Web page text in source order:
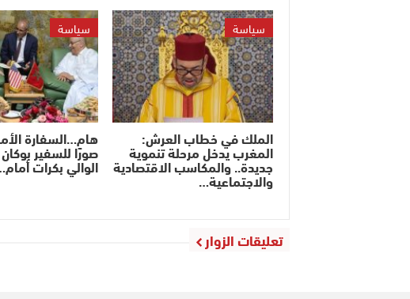
سياسة
الملك في خطاب العرش:
المغرب يدخل مرحلة تنموية
جديدة.. والمكاسب الاقتصادية
والاجتماعية…
سياسة
هام…السفارة
صورًا للسفير
الوالي بكرات
تعليقات الزوار